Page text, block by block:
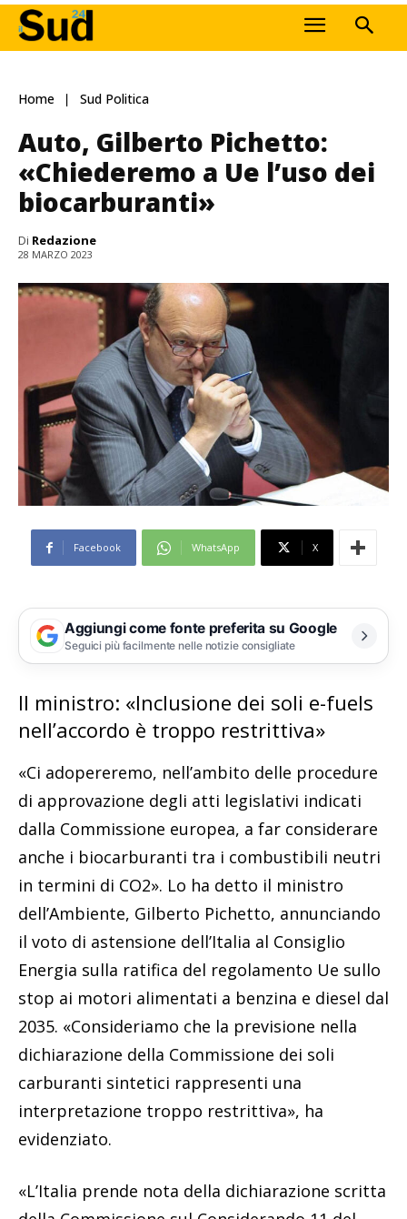
Home Sud Politica
Auto, Gilberto Pichetto:
«Chiederemo a Ue l’uso dei
biocarburanti»
Di Redazione
28 MARZO 2023
Facebook WhatsApp X
Aggiungi come fonte preferita su Google
Seguici più facilmente nelle notizie consigliate
Il ministro: «Inclusione dei soli e-fuels
nell’accordo è troppo restrittiva»
«Ci adopereremo, nell’ambito delle procedure
di approvazione degli atti legislativi indicati
dalla Commissione europea, a far considerare
anche i biocarburanti tra i combustibili neutri
in termini di CO2». Lo ha detto il ministro
dell’Ambiente, Gilberto Pichetto, annunciando
il voto di astensione dell’Italia al Consiglio
Energia sulla ratifica del regolamento Ue sullo
stop ai motori alimentati a benzina e diesel dal
2035. «Consideriamo che la previsione nella
dichiarazione della Commissione dei soli
carburanti sintetici rappresenti una
interpretazione troppo restrittiva», ha
evidenziato.
«L’Italia prende nota della dichiarazione scritta